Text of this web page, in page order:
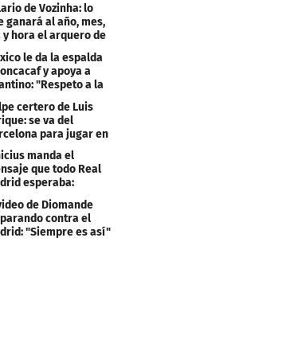
de Vozinha: lo
ganará al año, mes,
y hora el arquero de
Verde
le da la espalda
y apoya a
"Respeto a la
certero de Luis
se va del
para jugar en
manda el
que todo Real
esperaba:
de Diomande
contra el
"Siempre es así"